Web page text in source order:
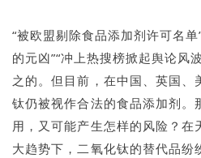
“被欧盟剔除食品添加剂许可名
的元凶”“冲上热搜榜掀起舆论风
之的。但目前，在中国、英国、
钛仍被视作合法的食品添加剂。
用，又可能产生怎样的风险？在
大趋势下，二氧化钛的替代品纷